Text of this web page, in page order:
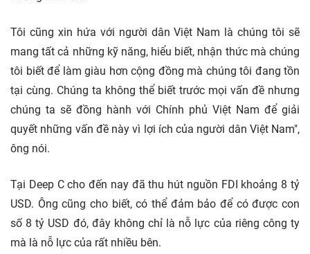
Tôi cũng xin hứa với người dân Việt Nam là chúng tôi sẽ
mang tất cả những kỹ năng, hiểu biết, nhận thức mà chúng
tôi biết để làm giàu hơn cộng đồng mà chúng tôi đang tồn
tại cùng. Chúng ta không thể biết trước mọi vấn đề nhưng
chúng ta sẽ đồng hành với Chính phủ Việt Nam để giải
quyết những vấn đề này vì lợi ích của người dân Việt Nam",
ông nói.
Tại Deep C cho đến nay đã thu hút nguồn FDI khoảng 8 tỷ
USD. Ông cũng cho biết, có thể đảm bảo để có được con
số 8 tỷ USD đó, đây không chỉ là nỗ lực của riêng công ty
mà là nỗ lực của rất nhiều bên.